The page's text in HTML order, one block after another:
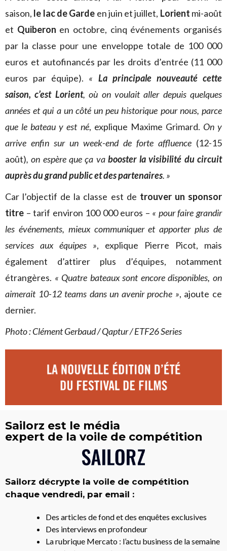
saison, le lac de Garde en juin et juillet, Lorient mi-août
et Quiberon en octobre, cinq événements organisés
par la classe pour une enveloppe totale de 100 000
euros et autofinancés par les droits d’entrée (11 000
euros par équipe). « La principale nouveauté cette
saison, c’est Lorient, où on voulait aller depuis quelques
années et qui a un côté un peu historique pour nous, parce
que le bateau y est né, explique Maxime Grimard. On y
arrive enfin sur un week-end de forte affluence (12-15
août), on espère que ça va booster la visibilité du circuit
auprès du grand public et des partenaires. »
Car l’objectif de la classe est de trouver un sponsor
titre – tarif environ 100 000 euros – « pour faire grandir
les événements, mieux communiquer et apporter plus de
services aux équipes », explique Pierre Picot, mais
également d’attirer plus d’équipes, notamment
étrangères. « Quatre bateaux sont encore disponibles, on
aimerait 10-12 teams dans un avenir proche », ajoute ce
dernier.
Photo : Clément Gerbaud / Qaptur / ETF26 Series
Sailorz est le média
expert de la voile de compétition
Sailorz décrypte la voile de compétition
chaque vendredi, par email :
Des articles de fond et des enquêtes exclusives
Des interviews en profondeur
La rubrique Mercato : l’actu business de la semaine